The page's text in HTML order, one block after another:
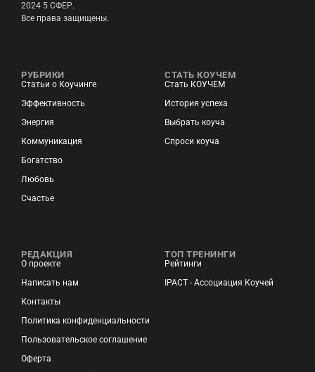
2024 5 СФЕР.
Все права защищены.
РУБРИКИ
Статьи о Коучинге
Эффективность
Энергия
Коммуникация
Богатство
Любовь
Счастье
СТАТЬ КОУЧЕМ
Стать КОУЧЕМ
История успеха
Выбрать коуча
Спроси коуча
РЕДАКЦИЯ
О проекте
Написать нам
Контакты
Политика конфиденциальности
Пользовательское соглашение
Оферта
ТОП ТРЕНИНГИ
Рейтинги
IPACT - Ассоциация Коучей